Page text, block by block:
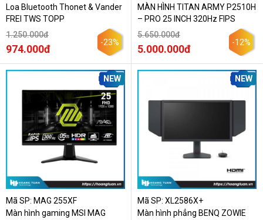
Loa Bluetooth Thonet & Vander
FREI TWS TOPP
1.250.000đ
974.000đ
-23%
MÀN HÌNH TITAN ARMY P2510H
– PRO 25 INCH 320Hz FIPS
5.650.000đ
5.000.000đ
-12%
NEW
Mã SP: MAG 255XF
Màn hình gaming MSI MAG
NEW
Mã SP: XL2586X+
Màn hình phẳng BENQ ZOWIE